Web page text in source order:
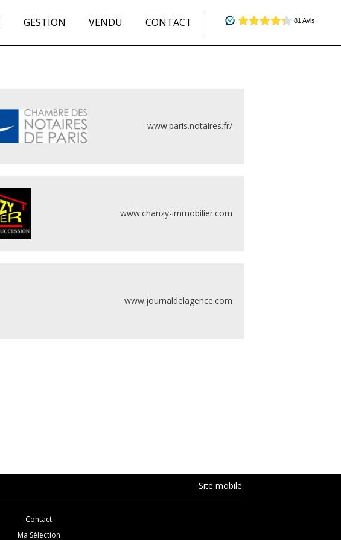
GESTION VENDU CONTACT
www.paris.notaires.fr/
www.chanzy-immobilier.com
www.journaldelagence.com
Site mobile
Contact
Ma Sélection